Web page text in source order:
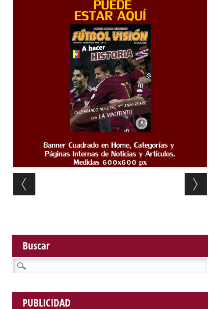
Post navigation
Buscar
Buscar:
PUBLICIDAD